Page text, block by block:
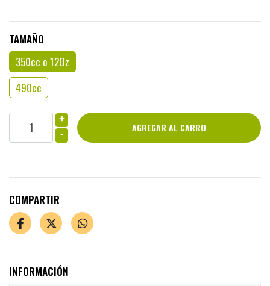
TAMAÑO
350cc o 12Oz
490cc
+
-
COMPARTIR
INFORMACIÓN